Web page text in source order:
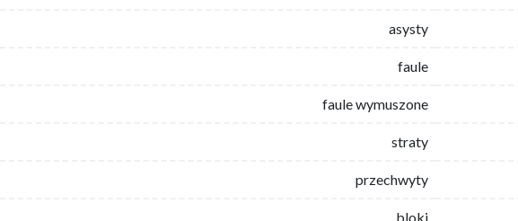
asysty
faule
faule wymuszone
straty
przechwyty
bloki